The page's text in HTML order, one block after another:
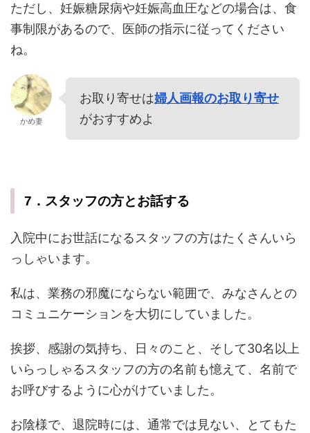
ただし、妊娠糖尿病や妊娠高血圧などの場合は、食
事制限があるので、医師の指示に従ってください
ね。
かめ妻
お取り寄せは婦人画報のお取り寄せ
がおすすめよ
7．スタッフの方とお話する
入院中にお世話になるスタッフの方はたくさんいら
っしゃいます。
私は、業務の邪魔にならない範囲で、みなさんとの
コミュニケーションを大切にしていました。
挨拶、感謝の気持ち、日々のこと、そして30名以上
いらっしゃるスタッフの方の名前も憶えて、名前で
お呼びするように心がけていました。
お陰様で、退院時には、通常では見ない、とてもた